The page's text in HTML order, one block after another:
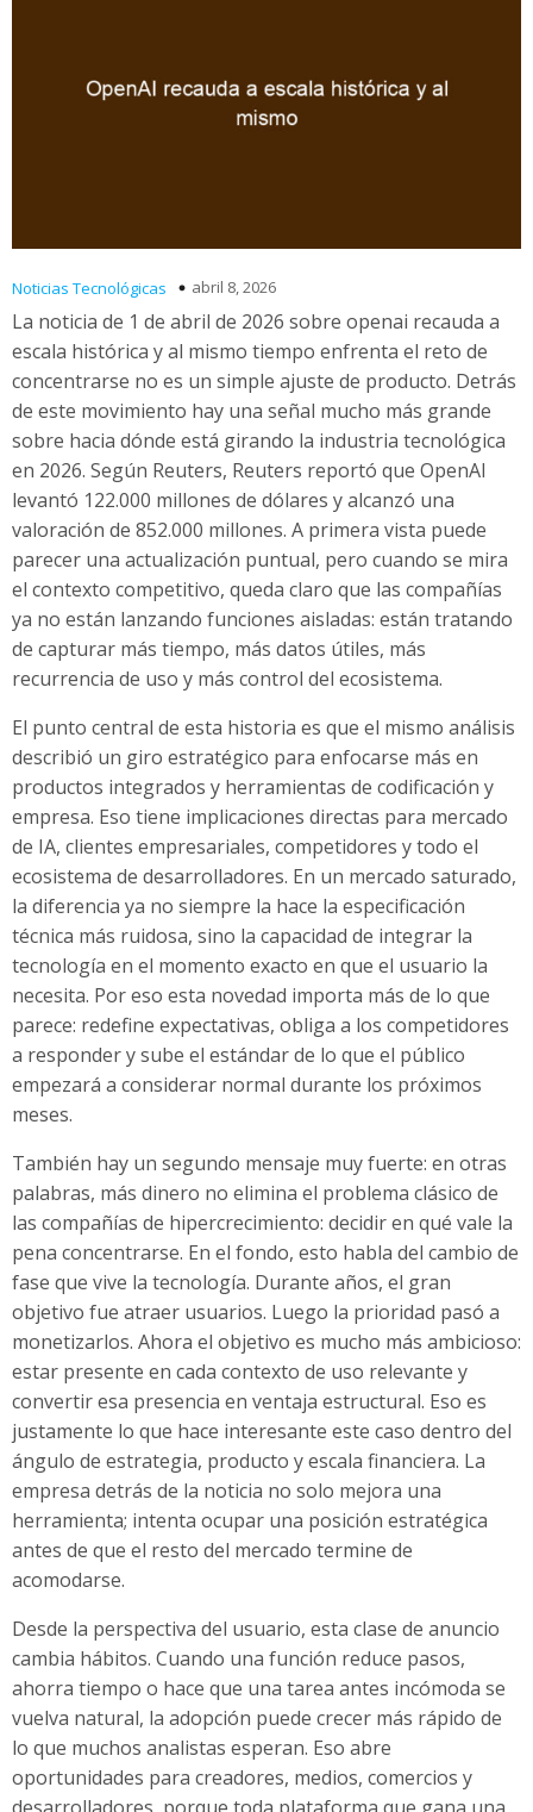
Noticias Tecnológicas abril 8, 2026
La noticia de 1 de abril de 2026 sobre openai recauda a
escala histórica y al mismo tiempo enfrenta el reto de
concentrarse no es un simple ajuste de producto. Detrás
de este movimiento hay una señal mucho más grande
sobre hacia dónde está girando la industria tecnológica
en 2026. Según Reuters, Reuters reportó que OpenAI
levantó 122.000 millones de dólares y alcanzó una
valoración de 852.000 millones. A primera vista puede
parecer una actualización puntual, pero cuando se mira
el contexto competitivo, queda claro que las compañías
ya no están lanzando funciones aisladas: están tratando
de capturar más tiempo, más datos útiles, más
recurrencia de uso y más control del ecosistema.
El punto central de esta historia es que el mismo análisis
describió un giro estratégico para enfocarse más en
productos integrados y herramientas de codificación y
empresa. Eso tiene implicaciones directas para mercado
de IA, clientes empresariales, competidores y todo el
ecosistema de desarrolladores. En un mercado saturado,
la diferencia ya no siempre la hace la especificación
técnica más ruidosa, sino la capacidad de integrar la
tecnología en el momento exacto en que el usuario la
necesita. Por eso esta novedad importa más de lo que
parece: redefine expectativas, obliga a los competidores
a responder y sube el estándar de lo que el público
empezará a considerar normal durante los próximos
meses.
También hay un segundo mensaje muy fuerte: en otras
palabras, más dinero no elimina el problema clásico de
las compañías de hipercrecimiento: decidir en qué vale la
pena concentrarse. En el fondo, esto habla del cambio de
fase que vive la tecnología. Durante años, el gran
objetivo fue atraer usuarios. Luego la prioridad pasó a
monetizarlos. Ahora el objetivo es mucho más ambicioso:
estar presente en cada contexto de uso relevante y
convertir esa presencia en ventaja estructural. Eso es
justamente lo que hace interesante este caso dentro del
ángulo de estrategia, producto y escala financiera. La
empresa detrás de la noticia no solo mejora una
herramienta; intenta ocupar una posición estratégica
antes de que el resto del mercado termine de
acomodarse.
Desde la perspectiva del usuario, esta clase de anuncio
cambia hábitos. Cuando una función reduce pasos,
ahorra tiempo o hace que una tarea antes incómoda se
vuelva natural, la adopción puede crecer más rápido de
lo que muchos analistas esperan. Eso abre
oportunidades para creadores, medios, comercios y